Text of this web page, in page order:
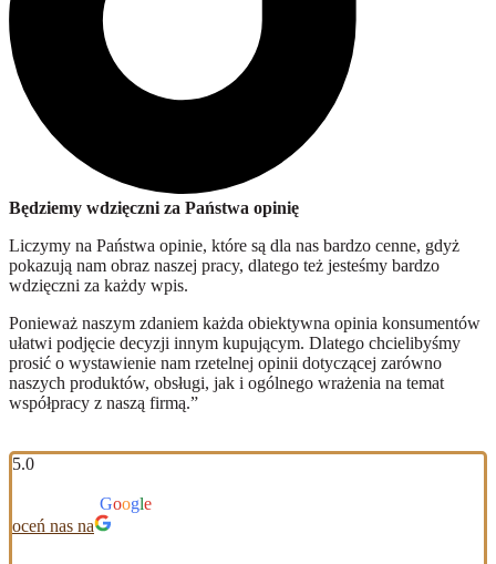
Będziemy wdzięczni za Państwa opinię
Liczymy na Państwa opinie, które są dla nas bardzo cenne, gdyż
pokazują nam obraz naszej pracy, dlatego też jesteśmy bardzo
wdzięczni za każdy wpis.
Ponieważ naszym zdaniem każda obiektywna opinia konsumentów
ułatwi podjęcie decyzji innym kupującym. Dlatego chcielibyśmy
prosić o wystawienie nam rzetelnej opinii dotyczącej zarówno
naszych produktów, obsługi, jak i ogólnego wrażenia na temat
współpracy z naszą firmą.”
5.0
Google
oceń nas na